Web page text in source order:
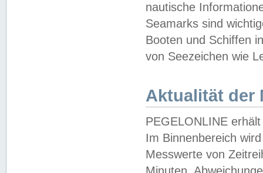
nautische
Seamarks sind
Booten und Schiffen
von Seezeichen wie
Aktualität der
PEGELONLINE
Im Binnenbereich
Messwerte von